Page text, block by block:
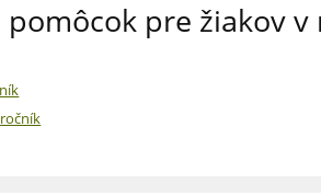
pre žiakov v